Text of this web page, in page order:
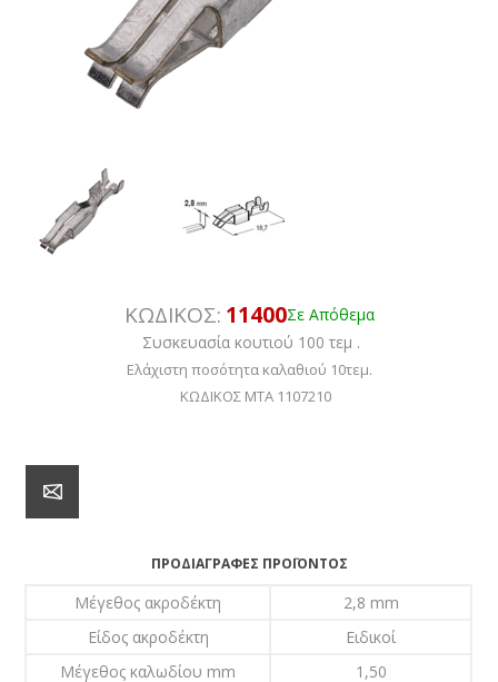
ΚΩΔΙΚΟΣ: 11400Σε Απόθεμα
Συσκευασία κουτιού 100 τεμ .
Ελάχιστη ποσότητα καλαθιού 10τεμ.
ΚΩΔΙΚΟΣ ΜΤΑ 1107210
ΠΡΟΔΙΑΓΡΑΦΈΣ ΠΡΟΪΌΝΤΟΣ
Μέγεθος ακροδέκτη
2,8 mm
Είδος ακροδέκτη
Ειδικοί
Μέγεθος καλωδίου mm
1,50